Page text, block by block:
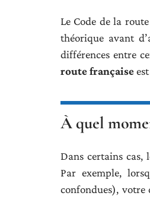
Le Code de la
théorique avant
différences entre
route française
À quel
Dans certains
Par exemple,
confondues), votre